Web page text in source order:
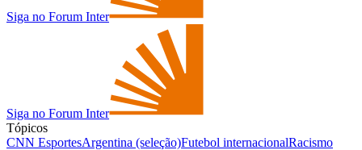
Siga no Forum Inter
Siga no Forum Inter
Tópicos
CNN EsportesArgentina (seleção)Futebol internacionalRacismo